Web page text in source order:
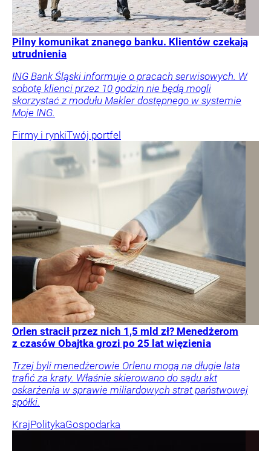
Pilny komunikat znanego banku. Klientów czekają
utrudnienia
ING Bank Śląski informuje o pracach serwisowych. W
sobotę klienci przez 10 godzin nie będą mogli
skorzystać z modułu Makler dostępnego w systemie
Moje ING.
Firmy i rynkiTwój portfel
Orlen stracił przez nich 1,5 mld zł? Menedżerom
z czasów Obajtka grozi po 25 lat więzienia
Trzej byli menedżerowie Orlenu mogą na długie lata
trafić za kraty. Właśnie skierowano do sądu akt
oskarżenia w sprawie miliardowych strat państwowej
spółki.
KrajPolitykaGospodarka